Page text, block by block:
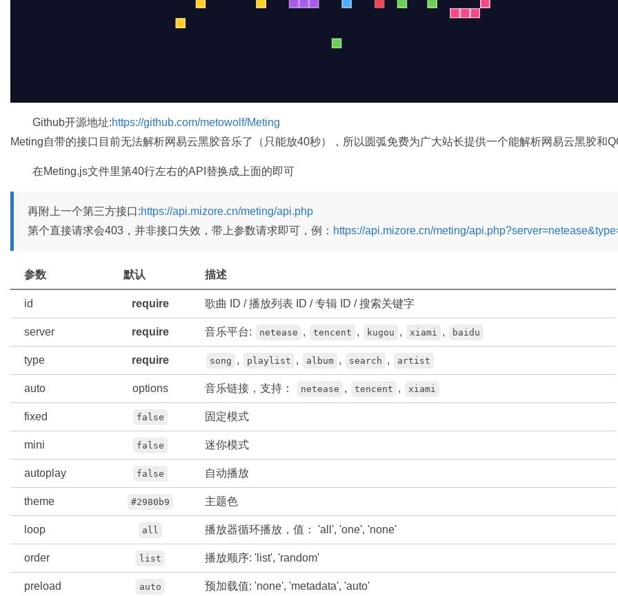
Github开源地址:https://github.com/metowolf/Meting
Meting自带的接口目前无法解析网易云黑胶音乐了（只能放40秒），所以圆弧免费为广大站长提供一个能解析网易云黑胶和
在Meting.js文件里第40行左右的API替换成上面的即可
再附上一个第三方接口:https://api.mizore.cn/meting/api.php
第个直接请求会403，并非接口失效，带上参数请求即可，例： https://api.mizore.cn/meting/
参数 默认 描述
id require 歌曲 ID / 播放列表 ID / 专辑 ID / 搜索关键字
server require 音乐平台: netease , tencent , kugou , xiami , baidu
type require song , playlist , album , search , artist
auto options 音乐链接，支持： netease , tencent , xiami
fixed false 固定模式
mini false 迷你模式
autoplay false 自动播放
theme #2980b9 主题色
loop all 播放器循环播放，值： 'all', 'one', 'none'
order list 播放顺序: 'list', 'random'
preload auto 预加载值: 'none', 'metadata', 'auto'